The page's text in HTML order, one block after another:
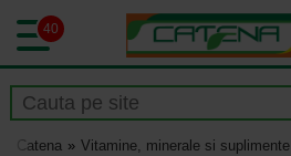
40
Catena Vitamine, minerale si suplimente